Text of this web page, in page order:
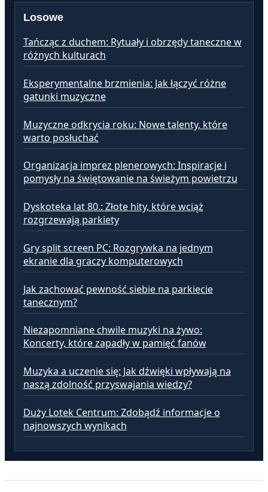
Losowe
Tańcząc z duchem: Rytuały i obrzędy taneczne w
różnych kulturach
Eksperymentalne brzmienia: Jak łączyć różne
gatunki muzyczne
Muzyczne odkrycia roku: Nowe talenty, które
warto posłuchać
Organizacja imprez plenerowych: Inspiracje i
pomysły na świętowanie na świeżym powietrzu
Dyskoteka lat 80.: Złote hity, które wciąż
rozgrzewają parkiety
Gry split screen PC: Rozgrywka na jednym
ekranie dla graczy komputerowych
Jak zachować pewność siebie na parkiecie
tanecznym?
Niezapomniane chwile muzyki na żywo:
Koncerty, które zapadły w pamięć fanów
Muzyka a uczenie się: Jak dźwięki wpływają na
naszą zdolność przyswajania wiedzy?
Duży Lotek Centrum: Zdobądź informacje o
najnowszych wynikach